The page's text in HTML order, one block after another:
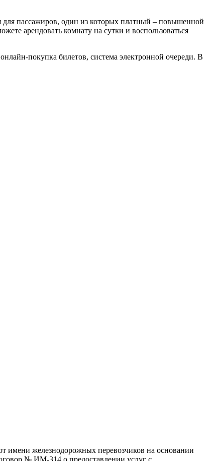
для пассажиров, один из которых платный – повышенной
арендовать комнату на сутки и воспользоваться
покупка билетов, система электронной очереди. В
имени железнодорожных перевозчиков на основании
№ ИМ-314 о предоставлении услуг с